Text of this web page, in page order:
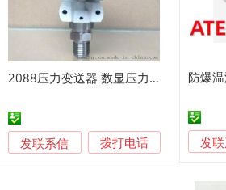
2088压力变送器 数显压力变送器
发联系信 拨打电话 发